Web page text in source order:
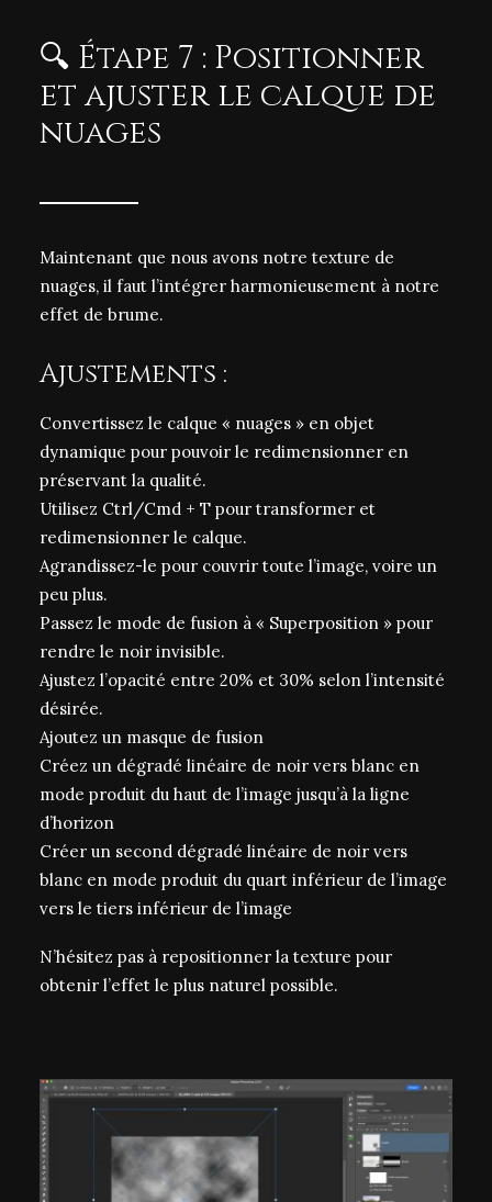
🔍 Étape 7 : Positionner
et ajuster le calque de
nuages
Maintenant que nous avons notre texture de
nuages, il faut l’intégrer harmonieusement à notre
effet de brume.
Ajustements :
Convertissez le calque « nuages » en objet
dynamique pour pouvoir le redimensionner en
préservant la qualité.
Utilisez Ctrl/Cmd + T pour transformer et
redimensionner le calque.
Agrandissez-le pour couvrir toute l’image, voire un
peu plus.
Passez le mode de fusion à « Superposition » pour
rendre le noir invisible.
Ajustez l’opacité entre 20% et 30% selon l’intensité
désirée.
Ajoutez un masque de fusion
Créez un dégradé linéaire de noir vers blanc en
mode produit du haut de l’image jusqu’à la ligne
d’horizon
Créer un second dégradé linéaire de noir vers
blanc en mode produit du quart inférieur de l’image
vers le tiers inférieur de l’image
N’hésitez pas à repositionner la texture pour
obtenir l’effet le plus naturel possible.